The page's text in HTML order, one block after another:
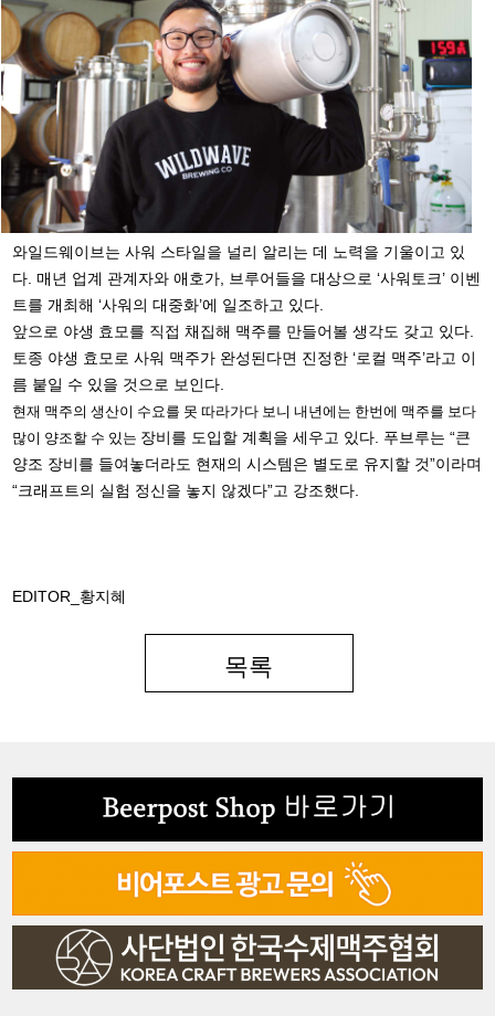
와일드웨이브는 사워 스타일을 널리 알리는 데 노력을 기울이고 있
다. 매년 업계 관계자와 애호가, 브루어들을 대상으로 ‘사워토크’ 이벤
트를 개최해 ‘사워의 대중화’에 일조하고 있다.
앞으로 야생 효모를 직접 채집해 맥주를 만들어볼 생각도 갖고 있다.
토종 야생 효모로 사워 맥주가 완성된다면 진정한 ‘로컬 맥주’라고 이
름 붙일 수 있을 것으로 보인다.
현재 맥주의 생산이 수요를 못 따라가다 보니 내년에는 한번에 맥주를 보다
많이 양조할 수 있는 장비를 도입할 계획을 세우고 있다. 푸브루는 “큰
양조 장비를 들여놓더라도 현재의 시스템은 별도로 유지할 것”이라며
“크래프트의 실험 정신을 놓지 않겠다”고 강조했다.
EDITOR_황지혜
목록